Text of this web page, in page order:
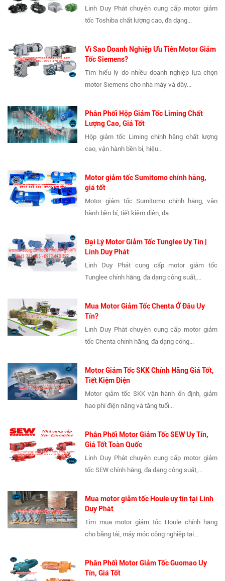
Linh Duy Phát chuyên cung cấp motor giảm
tốc Toshiba chất lượng cao, đa dạng...
Vì Sao Doanh Nghiệp Ưu Tiên Motor Giảm
Tốc Siemens?
Tìm hiểu lý do nhiều doanh nghiệp lựa chọn
motor Siemens cho nhà máy và dây...
Phân Phối Hộp Giảm Tốc Liming Chất
Lượng Cao, Giá Tốt
Hộp giảm tốc Liming chính hãng chất lượng
cao, vận hành bền bỉ, hiệu...
Motor giảm tốc Sumitomo chính hãng,
giá tốt
Motor giảm tốc Sumitomo chính hãng, vận
hành bền bỉ, tiết kiệm điện, đa...
Đại Lý Motor Giảm Tốc Tunglee Uy Tín |
Linh Duy Phát
Linh Duy Phát cung cấp motor giảm tốc
Tunglee chính hãng, đa dạng công suất,...
Mua Motor Giảm Tốc Chenta Ở Đâu Uy
Tín?
Linh Duy Phát chuyên cung cấp motor giảm
tốc Chenta chính hãng, đa dạng công...
Motor Giảm Tốc SKK Chính Hãng Giá Tốt,
Tiết Kiệm Điện
Motor giảm tốc SKK vận hành ổn định, giảm
hao phí điện năng và tăng tuổi...
Phân Phối Motor Giảm Tốc SEW Uy Tín,
Giá Tốt Toàn Quốc
Linh Duy Phát chuyên cung cấp motor giảm
tốc SEW chính hãng, đa dạng công suất,...
Mua motor giảm tốc Houle uy tín tại Linh
Duy Phát
Tìm mua motor giảm tốc Houle chính hãng
cho băng tải, máy móc công nghiệp tại...
Phân Phối Motor Giảm Tốc Guomao Uy
Tín, Giá Tốt